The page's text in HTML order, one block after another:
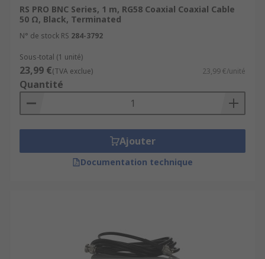
RS PRO BNC Series, 1 m, RG58 Coaxial Coaxial Cable
50 Ω, Black, Terminated
N° de stock RS 284-3792
Sous-total (1 unité)
23,99 €(TVA exclue) 23,99 €/unité
Quantité
Ajouter
Documentation technique